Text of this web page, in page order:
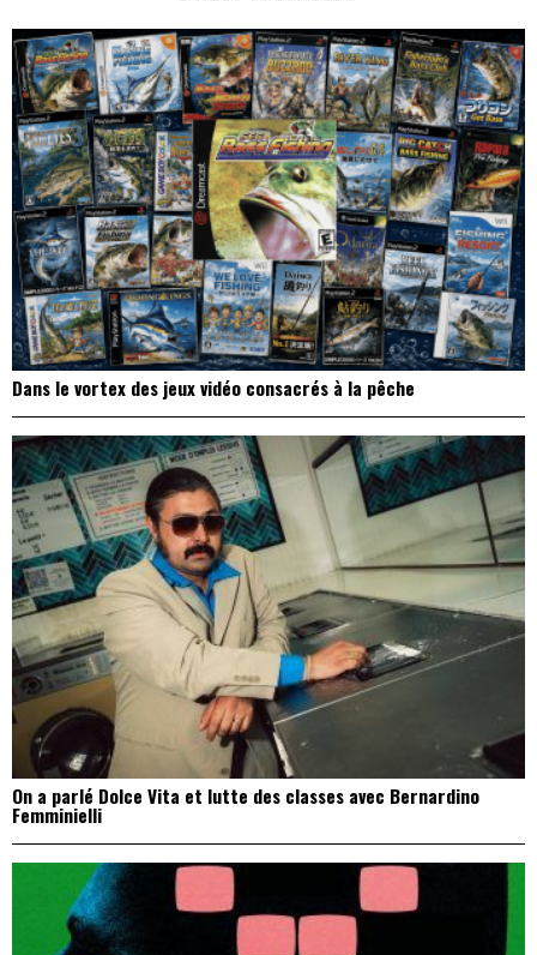
Dans le vortex des jeux vidéo consacrés à la pêche
On a parlé Dolce Vita et lutte des classes avec Bernardino
Femminielli